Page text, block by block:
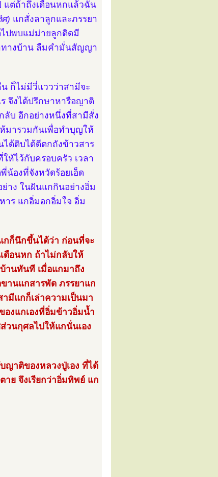
แต่ถ้าถึงเดือนหกแล้วฉัน
) แกสั่งลาลูกและภรรยา
ไปพบแม่ม่ายลูกติดมี
ทางบ้าน ลืมคำมั่นสัญญา
ก็ไม่มีวี่แววว่าสามีจะ
จึงได้ปรึกษาหารือญาติ
ลับ อีกอย่างหนึ่งที่สามีสั่ง
มารวมกันเพื่อทำบุญให้
ได้ดิบได้ดีตกถังข้าวสาร
ไว้กับครอบครัว เวลา
น้องที่จังหวัดร้อยเอ็ด
าง ในฝันแกกินอย่างอิ่ม
าร แกอิ่มอกอิ่มใจ อิ่ม
กก็นึกขึ้นได้ว่า ก่อนที่จะ
ดือนหก ถ้าไม่กลับให้
านทันที เมื่อแกมาถึง
านแกสารพัด ภรรยาแก
ามีแกก็เล่าความเป็นมา
องแกเองที่อิ่มข้าวอิ่มน้ำ
นกุศลไปให้แกนั่นเอง
ญาติของหลวงปู่เอง ที่ได้
ย จึงเรียกว่าอิ่มทิพย์ แก